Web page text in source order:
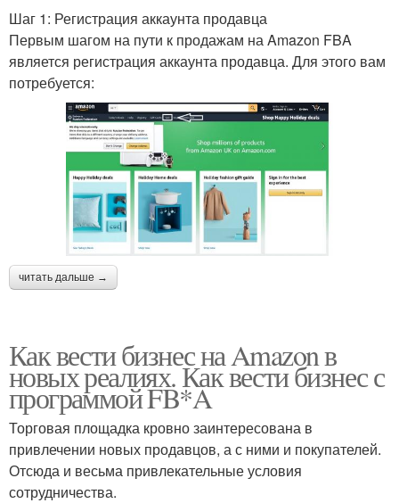
Шаг 1: Регистрация аккаунта продавца
Первым шагом на пути к продажам на Amazon FBA
является регистрация аккаунта продавца. Для этого вам
потребуется:
читать дальше →
Как вести бизнес на Amazon в
новых реалиях. Как вести бизнес с
программой FB*A
Торговая площадка кровно заинтересована в
привлечении новых продавцов, а с ними и покупателей.
Отсюда и весьма привлекательные условия
сотрудничества.